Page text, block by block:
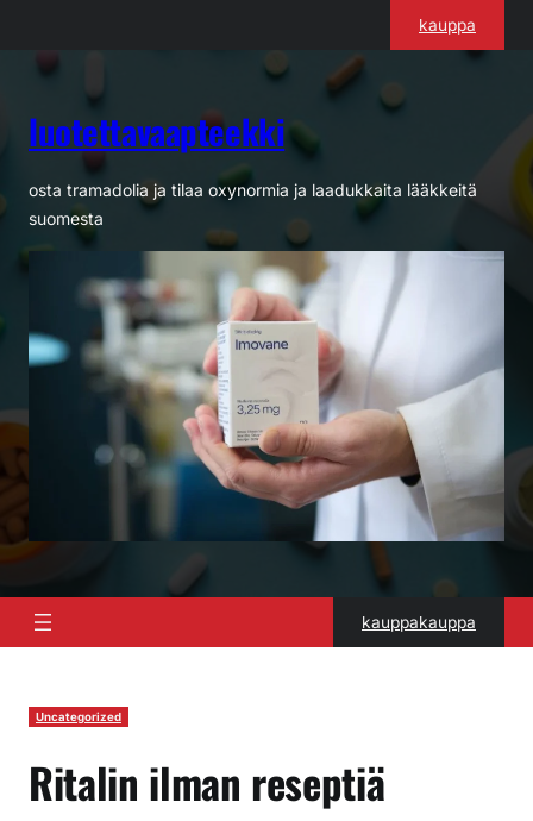
kauppa
luotettavaapteekki
osta tramadolia ja tilaa oxynormia ja laadukkaita lääkkeitä
suomesta
kauppakauppa
Uncategorized
Ritalin ilman reseptiä